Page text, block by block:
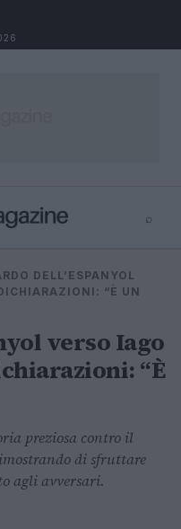
⌕
⌕
DELL’ESPANYOL
“È UN
verso Iago
“È
preziosa contro il
di sfruttare
agli avversari.